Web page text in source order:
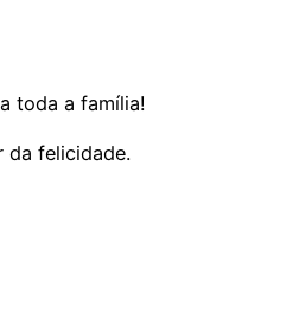
toda a família!
da felicidade.